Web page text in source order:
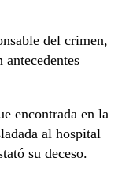
del crimen,
encontrada en la
al hospital
su deceso.